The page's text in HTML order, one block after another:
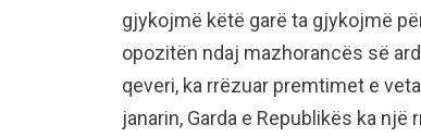
gjykojmë këtë garë ta gjykojmë
opozitën ndaj mazhorancës së
qeveri, ka rrëzuar premtimet e
janarin, Garda e Republikës ka